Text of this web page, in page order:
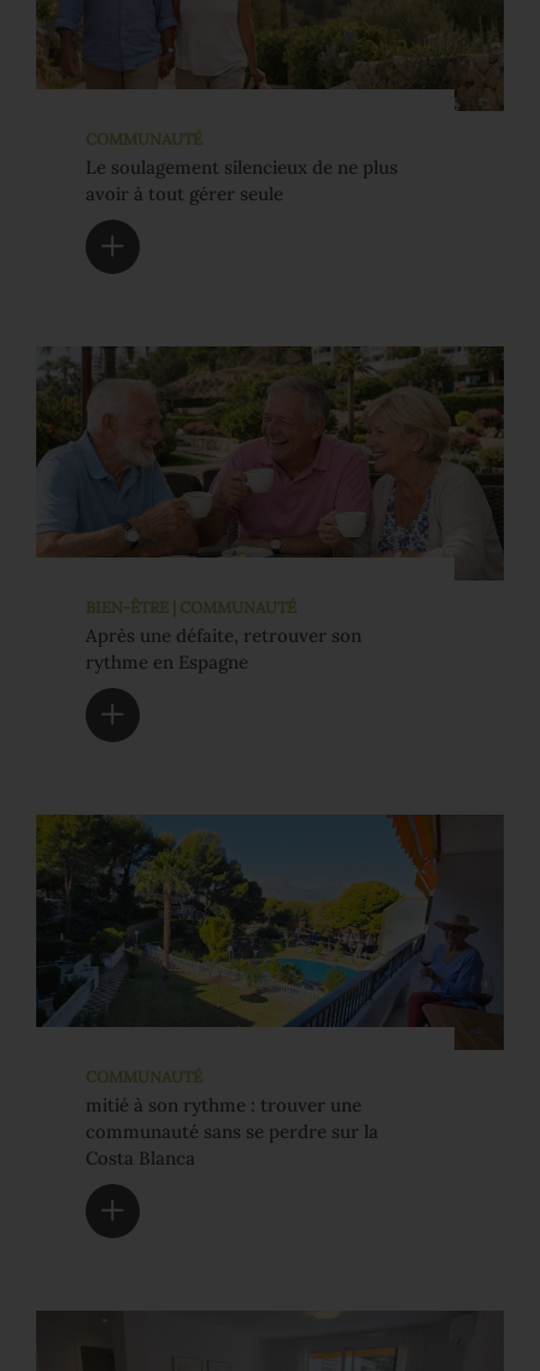
COMMUNAUTÉ
Le soulagement silencieux de ne plus
avoir à tout gérer seule
BIEN-ÊTRE | COMMUNAUTÉ
Après une défaite, retrouver son
rythme en Espagne
COMMUNAUTÉ
mitié à son rythme : trouver une
communauté sans se perdre sur la
Costa Blanca